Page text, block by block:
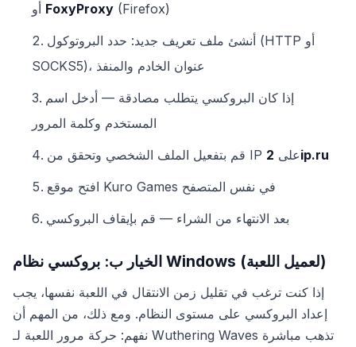
FoxyProxy (Firefox)
أنشئ ملف تعريف جديد: حدد البروتوكول (HTTP أو
SOCKS5)، عنوان الخادم والمنفذ
إذا كان البروكسي يتطلب مصادقة — أدخل اسم
المستخدم وكلمة المرور
قم بتفعيل الملف الشخصي وتحقق من IP على2ip.ru
افتح موقع Kuro Games في نفس المتصفح
بعد الانتهاء من الشراء — قم بإيقاف البروكسي
الخيار ب: بروكسي نظام Windows (لعميل اللعبة)
إذا كنت ترغب في تقليل زمن الانتقال في اللعبة نفسها، يجب
إعداد البروكسي على مستوى النظام. ومع ذلك، من المهم أن
نفهم: حركة مرور اللعبة لـ Wuthering Waves تذهب مباشرة